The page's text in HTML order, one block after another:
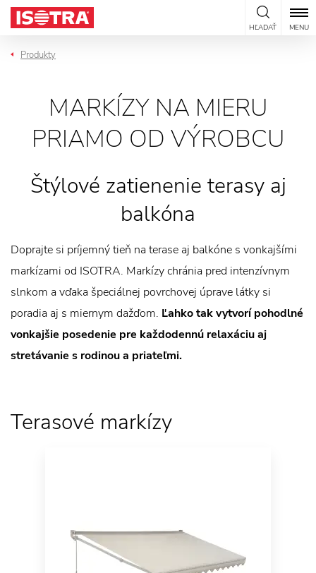
Preskočiť na obsah
HĽADAŤ MENU
Produkty
MARKÍZY NA MIERU
PRIAMO OD VÝROBCU
Štýlové zatienenie terasy aj
balkóna
Doprajte si príjemný tieň na terase aj balkóne s vonkajšími
markízami od ISOTRA. Markízy chránia pred intenzívnym
slnkom a vďaka špeciálnej povrchovej úprave látky si
poradia aj s miernym dažďom. Ľahko tak vytvorí pohodlné
vonkajšie posedenie pre každodennú relaxáciu aj
stretávanie s rodinou a priateľmi.
Terasové markízy